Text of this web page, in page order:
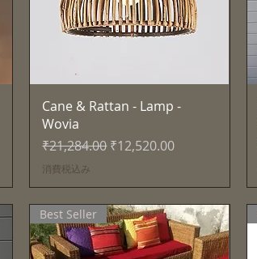
クイックビュー
Cane & Rattan - Lamp -
Wovia
通常価格
₹21,284.00 セール価格
₹12,520.00
消費税込み
Best Seller